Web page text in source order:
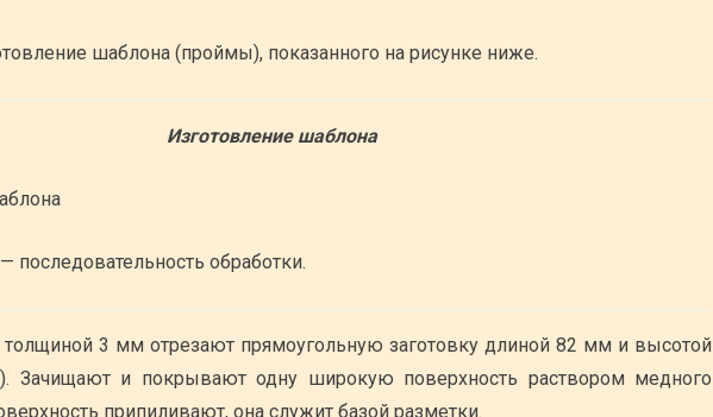
шаблона (проймы), показанного на рисунке ниже.
Изготовление шаблона
последовательность обработки.
толщиной 3 мм отрезают прямоугольную заготовку длиной 82 мм и высотой
и покрывают одну широкую поверхность раствором медного
припиливают, она служит базой разметки.